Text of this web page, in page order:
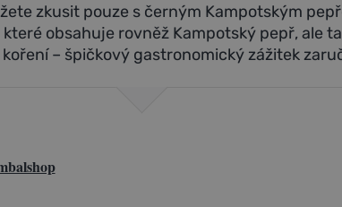
zkusit pouze s černým Kampotským
které obsahuje rovněž Kampotský pepř, ale
– špičkový gastronomický zážitek